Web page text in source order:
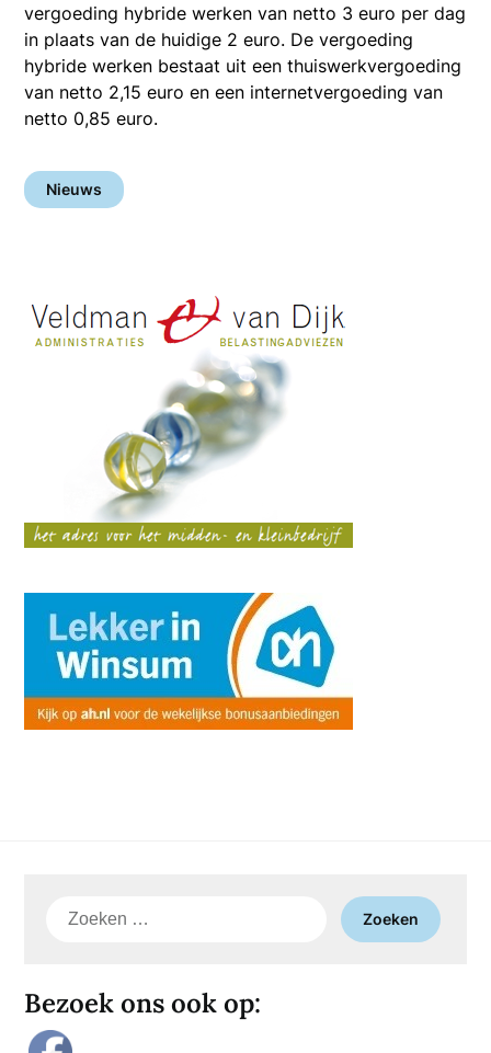
vergoeding hybride werken van netto 3 euro per dag
in plaats van de huidige 2 euro. De vergoeding
hybride werken bestaat uit een thuiswerkvergoeding
van netto 2,15 euro en een internetvergoeding van
netto 0,85 euro.
Nieuws
Zoeken
Bezoek ons ook op: